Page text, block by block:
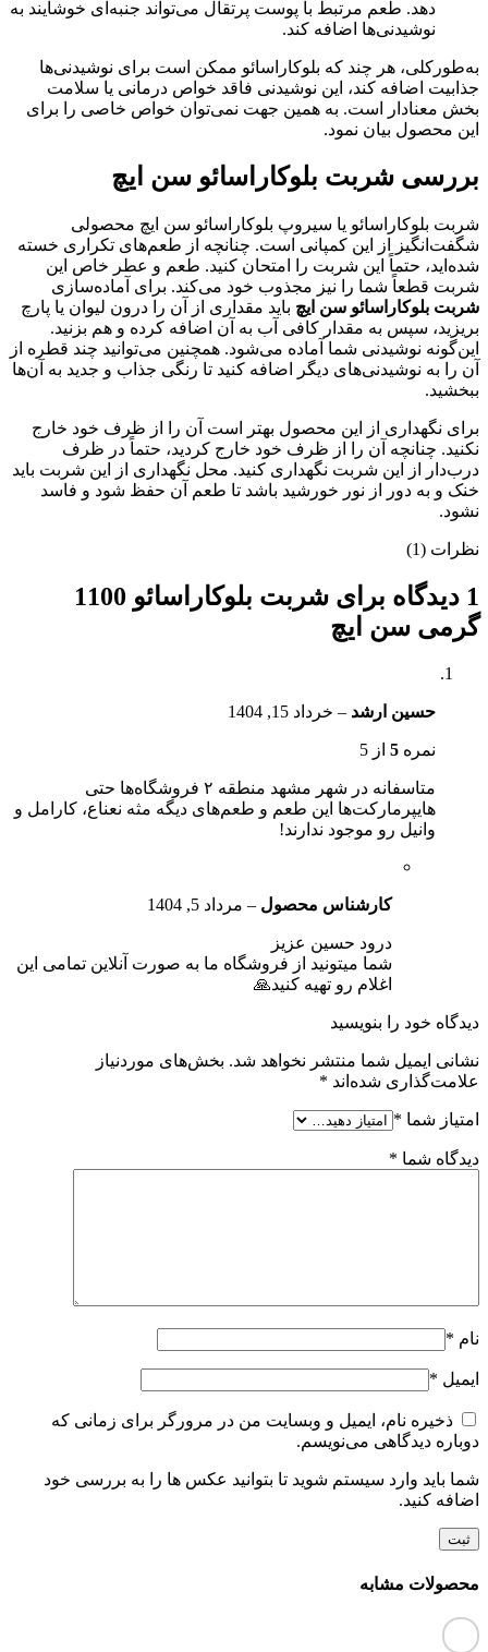
دهد. طعم مرتبط با پوست پرتقال می‌تواند جنبه‌ای خوشایند به
نوشیدنی‌ها اضافه کند.
به‌طورکلی، هر چند که بلوکاراسائو ممکن است برای نوشیدنی‌ها
جذابیت اضافه کند، این نوشیدنی فاقد خواص درمانی یا سلامت
بخش معنادار است. به همین جهت نمی‌توان خواص خاصی را برای
این محصول بیان نمود.
بررسی شربت بلوکاراسائو سن ایچ
شربت بلوکاراسائو یا سیروپ بلوکاراسائو سن ایچ محصولی
شگفت‌انگیز از این کمپانی است. چنانچه از طعم‌های تکراری خسته‌
شده‌اید، حتماً این شربت را امتحان کنید. طعم و عطر خاص این
شربت قطعاً شما را نیز مجذوب خود می‌کند. برای آماده‌سازی
شربت بلوکاراسائو سن ایچ باید مقداری از آن را درون لیوان یا پارچ
بریزید، سپس به مقدار کافی آب به آن اضافه کرده و هم بزنید.
این‌گونه نوشیدنی شما آماده می‌شود. همچنین می‌توانید چند قطره از
آن را به نوشیدنی‌های دیگر اضافه کنید تا رنگی جذاب و جدید به آن‌ها
ببخشید.
برای نگهداری از این محصول بهتر است آن را از ظرف خود خارج
نکنید. چنانچه آن را از ظرف خود خارج کردید، حتماً در ظرف
درب‌دار از این شربت نگهداری کنید. محل نگهداری از این شربت باید
خنک و به دور از نور خورشید باشد تا طعم آن حفظ شود و فاسد
نشود.
نظرات (1)
1 دیدگاه برای
شربت بلوکاراسائو 1100
گرمی سن ایچ
حسین ارشد – خرداد 15, 1404
نمره 5 از 5
متاسفانه در شهر مشهد منطقه ۲ فروشگاه‌ها حتی
هایپرمارکت‌ها این طعم و طعم‌های دیگه مثه نعناع، کارامل و
وانیل رو موجود ندارند!
کارشناس محصول – مرداد 5, 1404
درود حسین عزیز
شما میتونید از فروشگاه ما به صورت آنلاین تمامی این
اغلام رو تهیه کنید🙏
دیدگاه خود را بنویسید
نشانی ایمیل شما منتشر نخواهد شد. بخش‌های موردنیاز
علامت‌گذاری شده‌اند *
امتیاز شما *
دیدگاه شما *
نام *
ایمیل *
ذخیره نام، ایمیل و وبسایت من در مرورگر برای زمانی که
دوباره دیدگاهی می‌نویسم.
شما باید وارد سیستم شوید تا بتوانید عکس ها را به بررسی خود
اضافه کنید.
محصولات مشابه